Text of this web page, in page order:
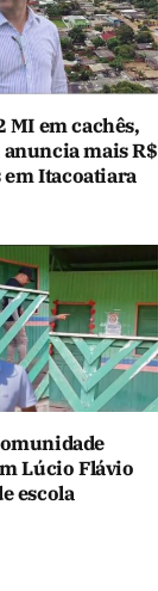
MI em cachês,
mais R$
em Itacoatiara
Lúcio Flávio
escola